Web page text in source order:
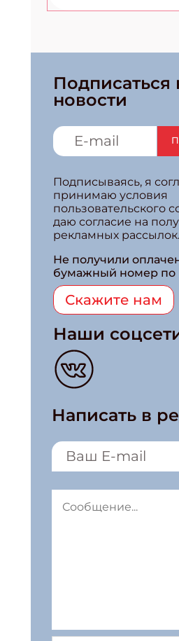
Подписаться
новости
Подписываясь, я
принимаю условия
пользовательского
даю согласие на
рекламных рассылок.
Не получили
бумажный номер по
Скажите нам
Наши
Написать в